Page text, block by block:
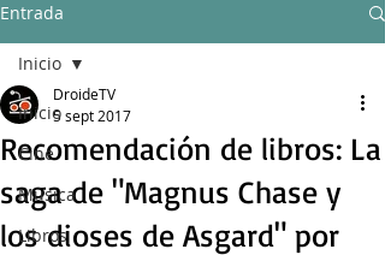
Entrada
Inicio
Cine
Música
Libros
Inicio
Recomendación de libros: La
saga de "Magnus Chase y
los dioses de Asgard" por
DroideTV
5 sept 2017